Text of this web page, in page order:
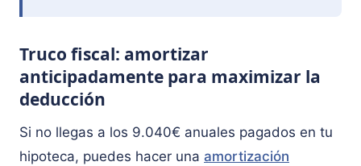
Truco fiscal: amortizar
anticipadamente para maximizar la
deducción
Si no llegas a los 9.040€ anuales pagados en tu
hipoteca, puedes hacer una amortización